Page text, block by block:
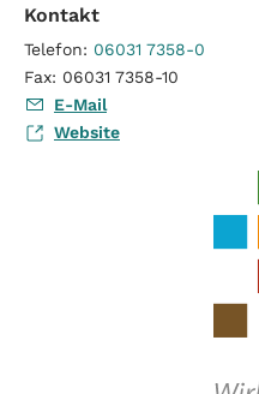
Kontakt
Telefon: 06031 7358-0
Fax: 06031 7358-10
E-Mail
Website